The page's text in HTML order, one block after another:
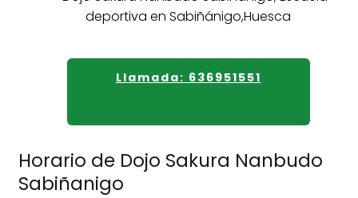
Llamada: 636951551
Horario de Dojo Sakura Nanbudo
Sabiñanigo